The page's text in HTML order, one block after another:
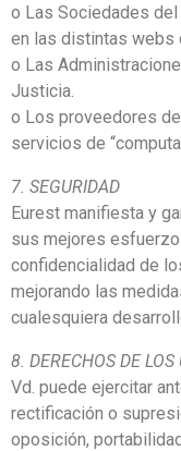
o Las Sociedades
en las distintas webs
o Las
Justicia.
o Los proveedores
servicios de
7. SEGURIDAD
Eurest manifiesta y
sus mejores
confidencialidad de
mejorando las
cualesquiera
8. DERECHOS DE LOS
Vd. puede ejercitar
rectificación o
oposición,